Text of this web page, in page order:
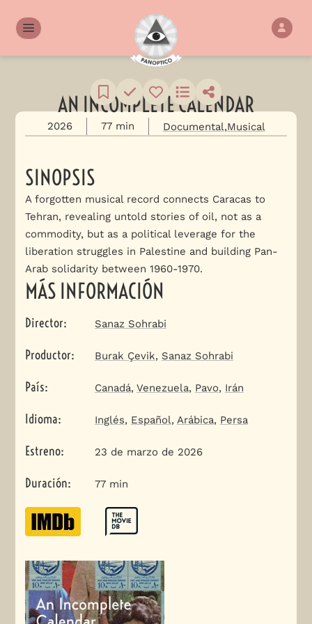
AN INCOMPLETE CALENDAR
2026 77 min Documental Musical
SINOPSIS
A forgotten musical record connects Caracas to
Tehran, revealing untold stories of oil, not as a
commodity, but as a political leverage for the
liberation struggles in Palestine and building Pan-
Arab solidarity between 1960-1970.
MÁS INFORMACIÓN
Director: Sanaz Sohrabi
Productor: Burak Çevik, Sanaz Sohrabi
País: Canadá, Venezuela, Pavo, Irán
Idioma: Inglés, Español, Arábica, Persa
Estreno: 23 de marzo de 2026
Duración: 77 min